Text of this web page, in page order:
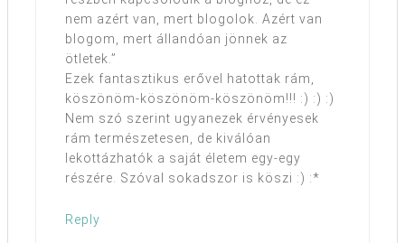
nem azért van, mert blogolok. Azért van
blogom, mert állandóan jönnek az
ötletek.”
Ezek fantasztikus erővel hatottak rám,
köszönöm-köszönöm-köszönöm!!! :) :) :)
Nem szó szerint ugyanezek érvényesek
rám természetesen, de kiválóan
lekottázhatók a saját életem egy-egy
részére. Szóval sokadszor is köszi :) :*
Reply